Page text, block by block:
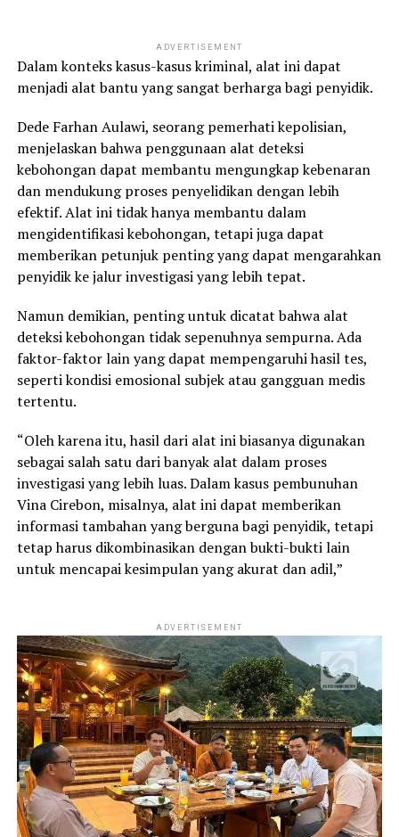
ADVERTISEMENT
Dalam konteks kasus-kasus kriminal, alat ini dapat
menjadi alat bantu yang sangat berharga bagi penyidik.
Dede Farhan Aulawi, seorang pemerhati kepolisian,
menjelaskan bahwa penggunaan alat deteksi
kebohongan dapat membantu mengungkap kebenaran
dan mendukung proses penyelidikan dengan lebih
efektif. Alat ini tidak hanya membantu dalam
mengidentifikasi kebohongan, tetapi juga dapat
memberikan petunjuk penting yang dapat mengarahkan
penyidik ke jalur investigasi yang lebih tepat.
Namun demikian, penting untuk dicatat bahwa alat
deteksi kebohongan tidak sepenuhnya sempurna. Ada
faktor-faktor lain yang dapat mempengaruhi hasil tes,
seperti kondisi emosional subjek atau gangguan medis
tertentu.
“Oleh karena itu, hasil dari alat ini biasanya digunakan
sebagai salah satu dari banyak alat dalam proses
investigasi yang lebih luas. Dalam kasus pembunuhan
Vina Cirebon, misalnya, alat ini dapat memberikan
informasi tambahan yang berguna bagi penyidik, tetapi
tetap harus dikombinasikan dengan bukti-bukti lain
untuk mencapai kesimpulan yang akurat dan adil,”
ADVERTISEMENT